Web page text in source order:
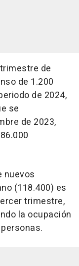
de
de 1.200
de 2024,
se
de 2023,
nuevos
(118.400) es
trimestre,
la ocupación